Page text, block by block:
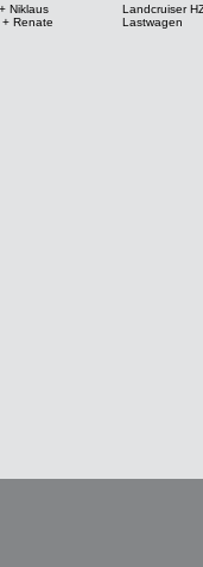
Niklaus
Landcruiser
Renate
Lastwagen